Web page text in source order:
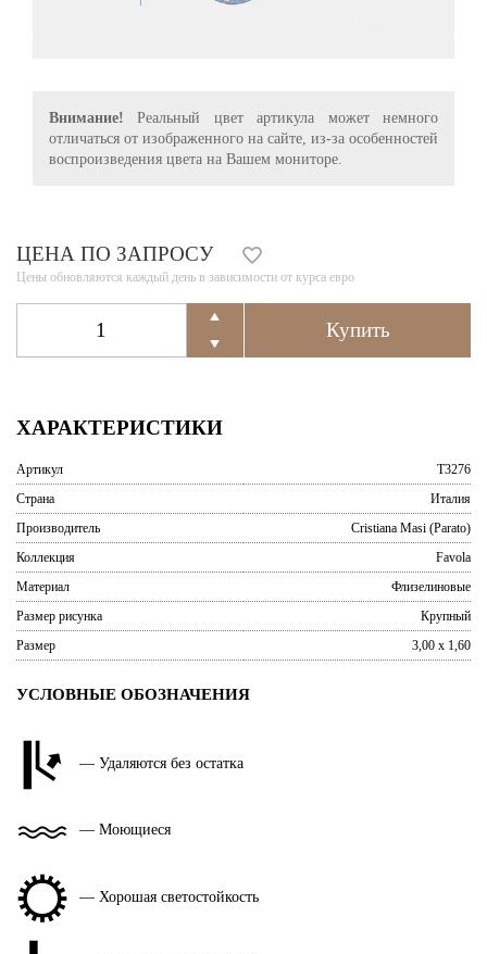
Внимание! Реальный цвет артикула может немного
отличаться от изображенного на сайте, из-за особенностей
воспроизведения цвета на Вашем мониторе.
ЦЕНА ПО ЗАПРОСУ
Цены обновляются каждый день в зависимости от курса евро
ХАРАКТЕРИСТИКИ
Артикул
T3276
Страна
Италия
Производитель
Cristiana Masi (Parato)
Коллекция
Favola
Материал
Флизелиновые
Размер рисунка
Крупный
Размер
3,00 x 1,60
УСЛОВНЫЕ ОБОЗНАЧЕНИЯ
— Удаляются без остатка
— Моющиеся
— Хорошая светостойкость